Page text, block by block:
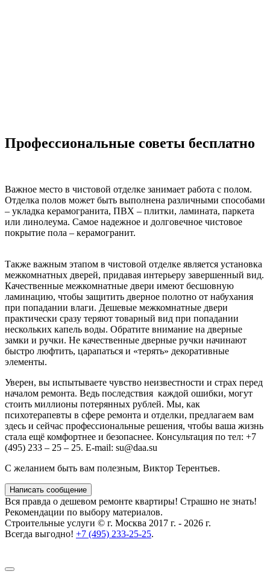
Профессиональные советы бесплатно
Важное место в чистовой отделке занимает работа с полом.
Отделка полов может быть выполнена различными способами
– укладка керамогранита, ПВХ – плитки, ламината, паркета
или линолеума. Самое надежное и долговечное чистовое
покрытие пола – керамогранит.
Также важным этапом в чистовой отделке является установка
межкомнатных дверей, придавая интерьеру завершенный вид.
Качественные межкомнатные двери имеют бесшовную
ламинацию, чтобы защитить дверное полотно от набухания
при попадании влаги. Дешевые межкомнатные двери
практически сразу теряют товарный вид при попадании
нескольких капель воды. Обратите внимание на дверные
замки и ручки. Не качественные дверные ручки начинают
быстро люфтить, царапаться и «терять» декоративные
элементы.
Уверен, вы испытываете чувство неизвестности и страх перед
началом ремонта. Ведь последствия каждой ошибки, могут
стоить миллионы потерянных рублей. Мы, как
психотерапевты в сфере ремонта и отделки, предлагаем вам
здесь и сейчас профессиональные решения, чтобы ваша жизнь
стала ещё комфортнее и безопаснее. Консультация по тел: +7
(495) 233 – 25 – 25. E-mail: su@daa.su
С желанием быть вам полезным, Виктор Терентьев.
Написать сообщение
Вся правда о дешевом ремонте квартиры! Страшно не знать!
Рекомендации по выбору материалов.
Строительные услуги © г. Москва 2017 г. - 2026 г.
Всегда выгодно! +7 (495) 233-25-25.